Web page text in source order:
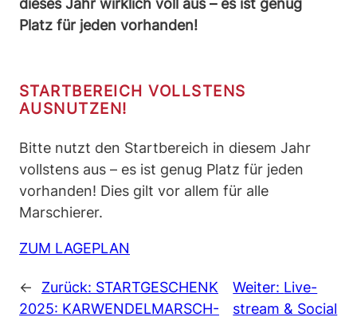
dieses Jahr wirklich voll aus – es ist genug
Platz für jeden vorhanden!
STARTBEREICH VOLLSTENS
AUSNUTZEN!
Bitte nutzt den Startbereich in diesem Jahr
vollstens aus – es ist genug Platz für jeden
vorhanden! Dies gilt vor allem für alle
Marschierer.
ZUM LAGEPLAN
← Zurück: STARTGESCHENK
2025: KARWENDELMARSCH-
Weiter: Live-
stream & Social